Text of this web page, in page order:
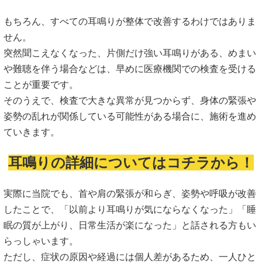
もちろん、すべての耳鳴りが整体で改善するわけではありま
せん。
突然聞こえなくなった、片側だけ強い耳鳴りがある、めまい
や難聴を伴う場合などは、早めに医療機関での検査を受ける
ことが重要です。
そのうえで、検査で大きな異常が見つからず、身体の緊張や
姿勢の乱れが関係している可能性がある場合に、施術を進め
ていきます。
耳鳴りの詳細についてはコチラから！
実際に当院でも、首や肩の緊張が和らぎ、姿勢や呼吸が改善
したことで、「以前より耳鳴りが気にならなくなった」「睡
眠の質が上がり、日常生活が楽になった」と話される方もい
らっしゃいます。
ただし、症状の原因や経過には個人差があるため、一人ひと